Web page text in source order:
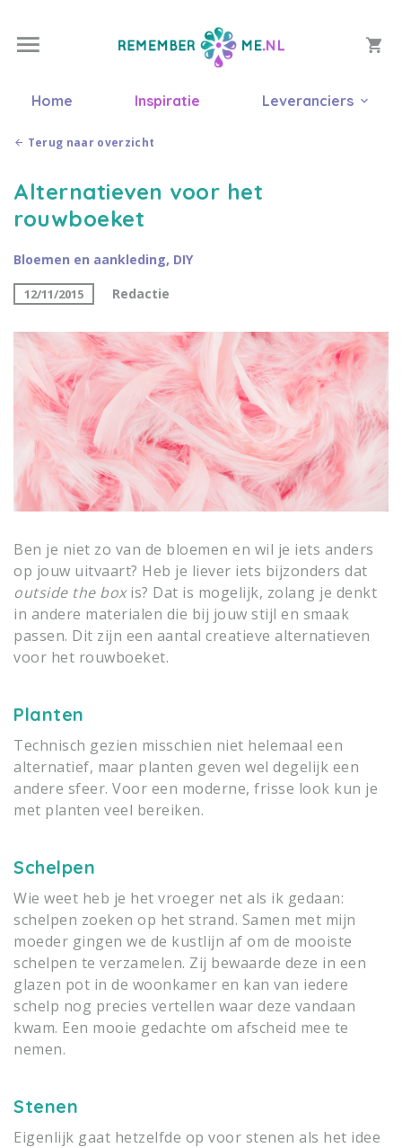
Home Inspiratie Leveranciers
Terug naar overzicht
Alternatieven voor het
rouwboeket
Bloemen en aankleding, DIY
12/11/2015 Redactie
Ben je niet zo van de bloemen en wil je iets anders
op jouw uitvaart? Heb je liever iets bijzonders dat
outside the boxis? Dat is mogelijk, zolang je denkt
in andere materialen die bij jouw stijl en smaak
passen. Dit zijn een aantal creatieve alternatieven
voor het rouwboeket.
Planten
Technisch gezien misschien niet helemaal een
alternatief, maar planten geven wel degelijk een
andere sfeer. Voor een moderne, frisse look kun je
met planten veel bereiken.
Schelpen
Wie weet heb je het vroeger net als ik gedaan:
schelpen zoeken op het strand. Samen met mijn
moeder gingen we de kustlijn af om de mooiste
schelpen te verzamelen. Zij bewaarde deze in een
glazen pot in de woonkamer en kan van iedere
schelp nog precies vertellen waar deze vandaan
kwam. Een mooie gedachte om afscheid mee te
nemen.
Stenen
Eigenlijk gaat hetzelfde op voor stenen als het idee